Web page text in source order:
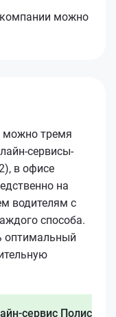
компании можно
можно тремя
сервисы-
в офисе
на
водителям с
способа.
оптимальный
сервис Полис 812